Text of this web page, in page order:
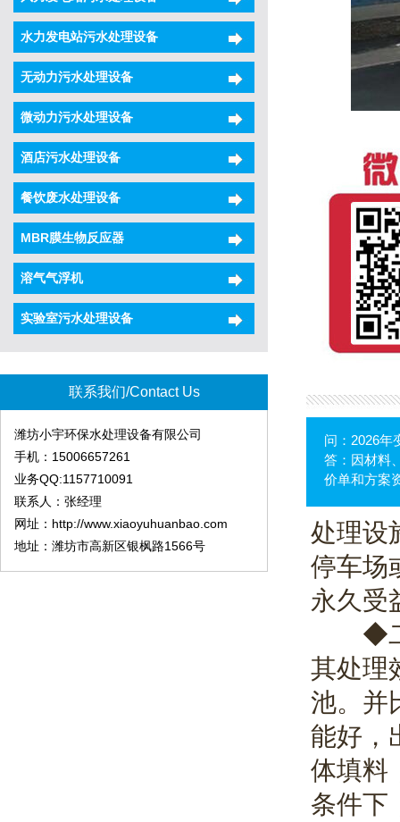
水力发电站污水处理设备
无动力污水处理设备
微动力污水处理设备
酒店污水处理设备
餐饮废水处理设备
MBR膜生物反应器
溶气气浮机
实验室污水处理设备
联系我们/Contact Us
潍坊小宇环保水处理设备有限公司
手机：15006657261
业务QQ:1157710091
联系人：张经理
网址：http://www.xiaoyuhuanbao.com
地址：潍坊市高新区银枫路1566号
问：2026年
答：因材料
价单和方案
处理设
停车场
永久受
◆二
其处理
池。并
能好，
体填料
条件下